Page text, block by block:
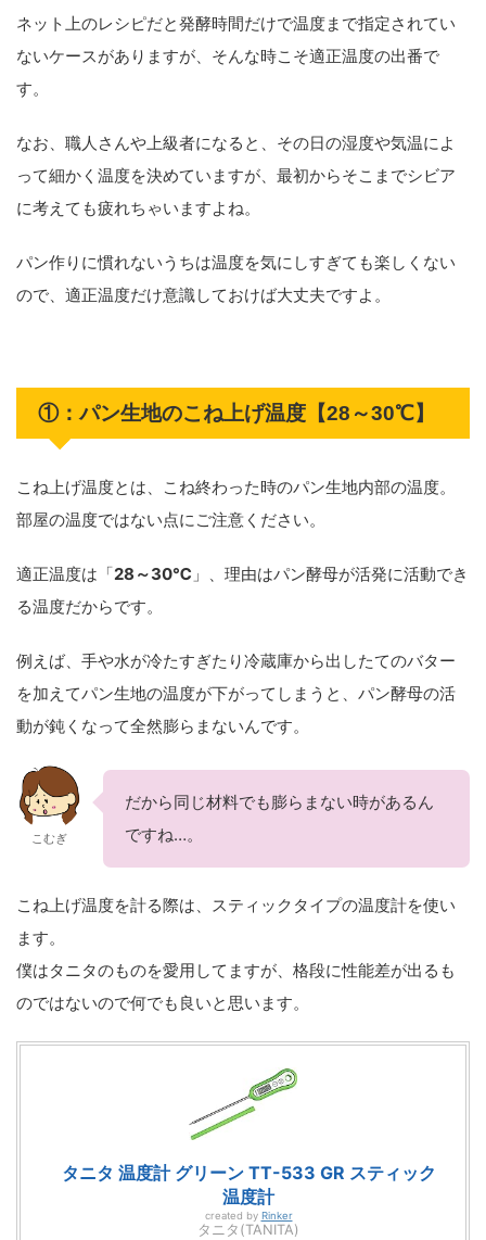
ネット上のレシピだと発酵時間だけで温度まで指定されてい
ないケースがありますが、そんな時こそ適正温度の出番で
す。
なお、職人さんや上級者になると、その日の湿度や気温によ
って細かく温度を決めていますが、最初からそこまでシビア
に考えても疲れちゃいますよね。
パン作りに慣れないうちは温度を気にしすぎても楽しくない
ので、適正温度だけ意識しておけば大丈夫ですよ。
①：パン生地のこね上げ温度【28～30℃】
こね上げ温度とは、こね終わった時のパン生地内部の温度。
部屋の温度ではない点にご注意ください。
適正温度は「28～30℃ 」、理由はパン酵母が活発に活動でき
る温度だからです。
例えば、手や水が冷たすぎたり冷蔵庫から出したてのバター
を加えてパン生地の温度が下がってしまうと、パン酵母の活
動が鈍くなって全然膨らまないんです。
こむぎ
だから同じ材料でも膨らまない時があるん
ですね…。
こね上げ温度を計る際は、スティックタイプの温度計を使い
ます。
僕はタニタのものを愛用してますが、格段に性能差が出るも
のではないので何でも良いと思います。
タニタ 温度計 グリーン TT-533 GR スティック
温度計
created by Rinker
タニタ(TANITA)